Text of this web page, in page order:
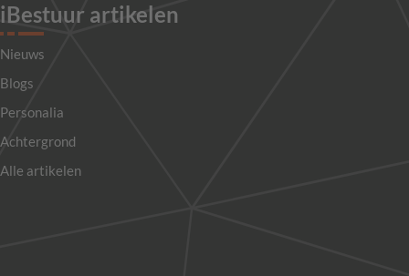
iBestuur artikelen
Nieuws
Blogs
Personalia
Achtergrond
Alle artikelen